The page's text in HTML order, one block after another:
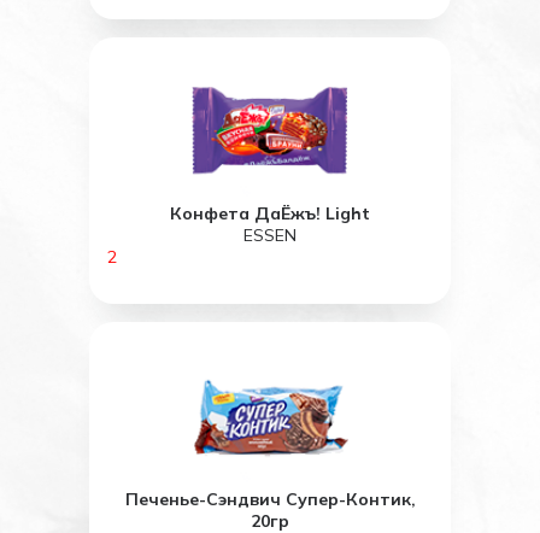
Конфета ДаЁжъ! Light
ESSEN
2
Печенье-Сэндвич Супер-Контик,
20гр